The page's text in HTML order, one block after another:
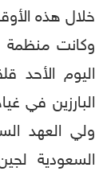
خلال هذه
وكانت منظمة
اليوم الأحد
البارزين في
ولي العهد
السعودية